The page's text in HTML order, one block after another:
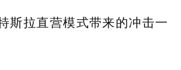
斯拉直营模式带来的冲击一